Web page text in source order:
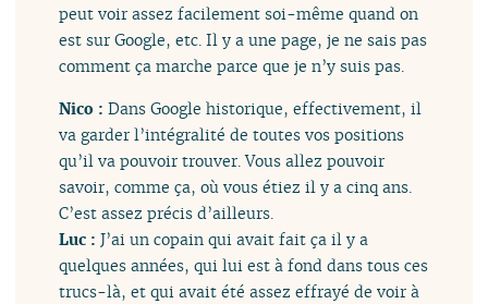
peut voir assez facilement soi-même quand on
est sur Google, etc. Il y a une page, je ne sais pas
comment ça marche parce que je n’y suis pas.
Nico :Dans Google historique, effectivement, il
va garder l’intégralité de toutes vos positions
qu’il va pouvoir trouver. Vous allez pouvoir
savoir, comme ça, où vous étiez il y a cinq ans.
C’est assez précis d’ailleurs.
Luc :J’ai un copain qui avait fait ça il y a
quelques années, qui lui est à fond dans tous ces
trucs-là, et qui avait été assez effrayé de voir à